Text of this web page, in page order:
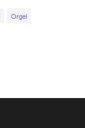
Orgel